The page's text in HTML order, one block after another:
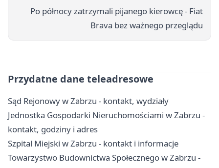
Po północy zatrzymali pijanego kierowcę - Fiat
Brava bez ważnego przeglądu
Przydatne dane teleadresowe
Sąd Rejonowy w Zabrzu - kontakt, wydziały
Jednostka Gospodarki Nieruchomościami w Zabrzu -
kontakt, godziny i adres
Szpital Miejski w Zabrzu - kontakt i informacje
Towarzystwo Budownictwa Społecznego w Zabrzu -